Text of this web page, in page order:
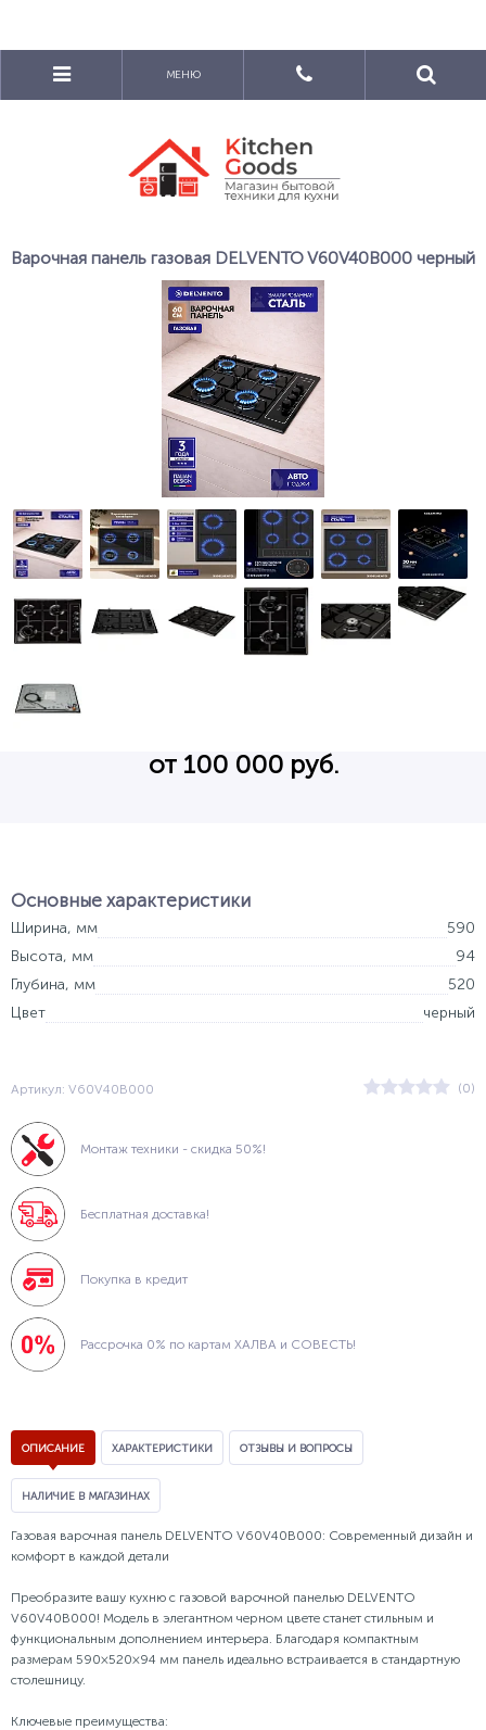
МЕНЮ
Варочная панель газовая DELVENTO V60V40B000 черный
Артикул: V60V40B000 (0)
Монтаж техники - скидка 50%!
Бесплатная доставка!
Покупка в кредит
Рассрочка 0% по картам ХАЛВА и СОВЕСТЬ!
от 100 000 руб.
Основные характеристики
Ширина, мм
590
Высота, мм
94
Глубина, мм
520
Цвет
черный
ОПИСАНИЕ ХАРАКТЕРИСТИКИ ОТЗЫВЫ И ВОПРОСЫ
НАЛИЧИЕ В МАГАЗИНАХ
Газовая варочная панель DELVENTO V60V40B000: Современный дизайн и
комфорт в каждой детали
Преобразите вашу кухню с газовой варочной панелью DELVENTO
V60V40B000! Модель в элегантном черном цвете станет стильным и
функциональным дополнением интерьера. Благодаря компактным
размерам 590×520×94 мм панель идеально встраивается в стандартную
столешницу.
Ключевые преимущества: